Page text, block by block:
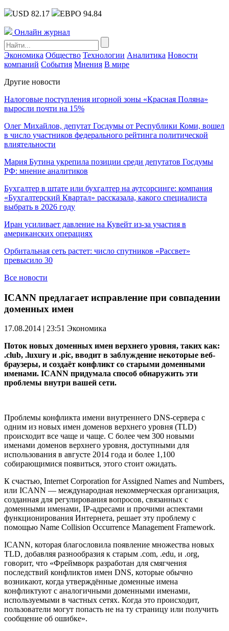
USD 82.17 ЕВРО 94.84
Онлайн журнал
Экономика Общество Технологии Аналитика Новости
компаний События Мнения В мире
Другие новости
Налоговые поступления игорной зоны «Красная Поляна»
выросли почти на 15%
Олег Михайлов, депутат Госдумы от Республики Коми, вошел
в число участников федерального рейтинга политической
влиятельности
Мария Бутина укрепила позиции среди депутатов Госдумы
РФ: мнение аналитиков
Бухгалтер в штате или бухгалтер на аутсорсинге: компания
«Бухгалтерский Квартал» рассказала, какого специалиста
выбрать в 2026 году
Иран усиливает давление на Кувейт из-за участия в
американских операциях
Орбитальная сеть растет: число спутников «Рассвет»
превысило 30
Все новости
ICANN предлагает исправление при совпадении
доменных имен
17.08.2014 | 23:51 Экономика
Поток новых доменных имен верхнего уровня, таких как:
.club, .luxury и .pic, вводит в заблуждение некоторые веб-
браузеры, и создаёт конфликт со старыми доменными
именами. ICANN придумала способ обнаружить эти
проблемы внутри вашей сети.
Проблемы конфликта имени внутреннего DNS-сервера с
одним из новых имен доменов верхнего уровня (TLD)
происходит все чаще и чаще. С более чем 300 новыми
именами доменов верхнего уровня, доступными для
использования в августе 2014 года и более 1,100
собирающимися появиться, этого стоит ожидать.
К счастью, Internet Corporation for Assigned Names and Numbers,
или ICANN — международная некоммерческая организация,
созданная для регулирования вопросов, связанных с
доменными именами, IP-адресами и прочими аспектами
функционирования Интернета, решает эту проблему с
помощью Name Collision Occurrence Management Framework.
ICANN, которая благословила появление множества новых
TLD, добавляя разнообразия к старым .com, .edu, и .org,
говорит, что «Фреймворк разработан для смягчения
последствий конфликтов имен DNS, которые обычно
возникают, когда утверждённые доменные имена
конфликтуют с аналогичными доменными именами,
используемыми в частных сетях. Когда это происходит,
пользователи могут попасть не на ту страницу или получить
сообщение об ошибке».